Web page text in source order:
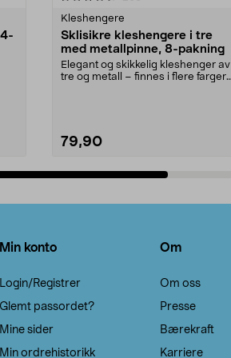
Kleshengere
Sklisikre kleshengere i tre
med metallpinne, 8-pakning
Elegant og skikkelig kleshenger av
tre og metall – finnes i flere farger.
79,90
Min konto
Login/Registrer
Glemt passordet?
Mine sider
Min ordrehistorikk
Om
Om oss
Presse
Bærekraft
Karriere